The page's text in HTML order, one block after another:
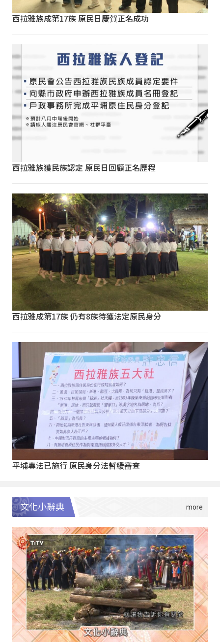
西拉雅族成第17族 原民日慶賀正名成功
西拉雅族獲民族認定 原民日回顧正名歷程
西拉雅成第17族 仍有8族待獲法定原民身分
平埔專法已施行 原民身分法暫緩審查
文化小辭典